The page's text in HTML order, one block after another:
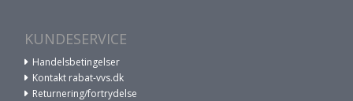
KUNDESERVICE
Handelsbetingelser
Kontakt rabat-vvs.dk
Returnering/fortrydelse